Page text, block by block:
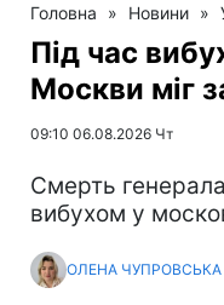
Головна » Новини »
Під час
Москви міг
09:10 06.08.2026 Чт
Смерть
вибухом у
ОЛЕНА ЧУПРОВСЬКА